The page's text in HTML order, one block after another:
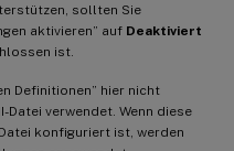
sollten Sie
aktivieren” auf Deaktiviert
ist.
Definitionen” hier nicht
verwendet. Wenn diese
konfiguriert ist, werden